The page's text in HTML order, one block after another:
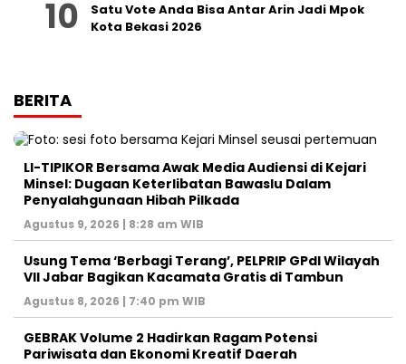
Satu Vote Anda Bisa Antar Arin Jadi Mpok
Kota Bekasi 2026
BERITA
LI-TIPIKOR Bersama Awak Media Audiensi di Kejari
Minsel: Dugaan Keterlibatan Bawaslu Dalam
Penyalahgunaan Hibah Pilkada
Agustus 9, 2026 | 8:28 am WIB
‎Usung Tema ‘Berbagi Terang’, PELPRIP GPdI Wilayah
VII Jabar Bagikan Kacamata Gratis di Tambun
Agustus 8, 2026 | 7:40 pm WIB
GEBRAK Volume 2 Hadirkan Ragam Potensi
Pariwisata dan Ekonomi Kreatif Daerah